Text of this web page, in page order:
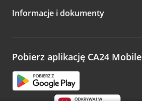
Informacje i dokumenty
Pobierz aplikację CA24 Mobile